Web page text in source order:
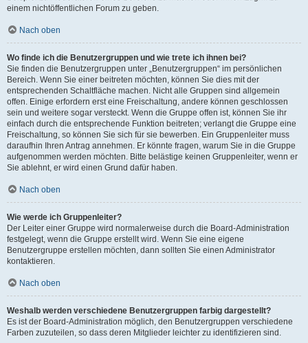
einem nichtöffentlichen Forum zu geben.
Nach oben
Wo finde ich die Benutzergruppen und wie trete ich ihnen bei?
Sie finden die Benutzergruppen unter „Benutzergruppen“ im persönlichen
Bereich. Wenn Sie einer beitreten möchten, können Sie dies mit der
entsprechenden Schaltfläche machen. Nicht alle Gruppen sind allgemein
offen. Einige erfordern erst eine Freischaltung, andere können geschlossen
sein und weitere sogar versteckt. Wenn die Gruppe offen ist, können Sie ihr
einfach durch die entsprechende Funktion beitreten; verlangt die Gruppe eine
Freischaltung, so können Sie sich für sie bewerben. Ein Gruppenleiter muss
daraufhin Ihren Antrag annehmen. Er könnte fragen, warum Sie in die Gruppe
aufgenommen werden möchten. Bitte belästige keinen Gruppenleiter, wenn er
Sie ablehnt, er wird einen Grund dafür haben.
Nach oben
Wie werde ich Gruppenleiter?
Der Leiter einer Gruppe wird normalerweise durch die Board-Administration
festgelegt, wenn die Gruppe erstellt wird. Wenn Sie eine eigene
Benutzergruppe erstellen möchten, dann sollten Sie einen Administrator
kontaktieren.
Nach oben
Weshalb werden verschiedene Benutzergruppen farbig dargestellt?
Es ist der Board-Administration möglich, den Benutzergruppen verschiedene
Farben zuzuteilen, so dass deren Mitglieder leichter zu identifizieren sind.